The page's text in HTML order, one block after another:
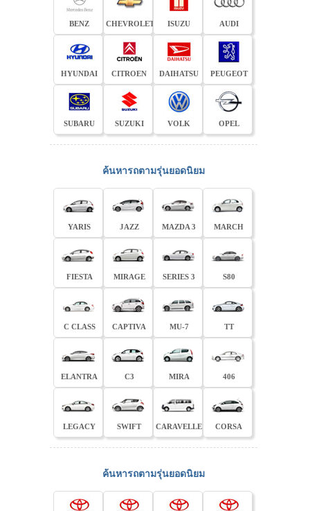
BENZ CHEVROLET ISUZU AUDI
HYUNDAI CITROEN DAIHATSU PEUGEOT
SUBARU SUZUKI VOLK OPEL
ค้นหารถตามรุ่นยอดนิยม
YARIS JAZZ MAZDA 3 MARCH
FIESTA MIRAGE SERIES 3 S80
C CLASS CAPTIVA MU-7 TT
ELANTRA C3 MIRA 406
LEGACY SWIFT CARAVELLE CORSA
ค้นหารถตามรุ่นยอดนิยม